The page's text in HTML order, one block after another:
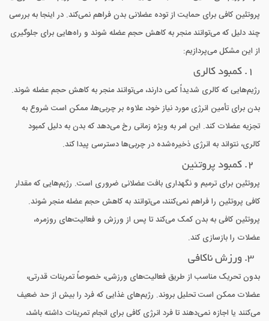
پروتئین کافی برای حمایت از توده عضلانی بدن فراهم نمی‌کند. در اینجا به بررسی
چند دلیل که می‌توانند منجر به کاهش حجم عضله شوند و راه‌هایی برای جلوگیری
از این مشکل می‌پردازیم:
1. کمبود کالری
رژیم‌هایی که کالری شدیداً کمی دارند، می‌توانند منجر به کاهش حجم عضله شوند.
بدن برای تأمین انرژی مورد نیاز خود، علاوه بر چربی‌ها، ممکن است شروع به
تجزیه عضلات کند. این امر به ویژه زمانی رخ می‌دهد که بدن به دلیل کمبود
کالری، نتواند به انرژی ذخیره‌شده در چربی‌ها دسترسی پیدا کند.
2. کمبود پروتئین
پروتئین برای ترمیم و نگهداری بافت عضلانی ضروری است. رژیم‌هایی که مقدار
کافی پروتئین را فراهم نمی‌کنند، می‌توانند به کاهش حجم عضله منجر شوند.
پروتئین کافی به بدن کمک می‌کند تا پس از ورزش و فعالیت‌های روزمره،
عضلات را بازسازی کند.
3. ورزش ناکافی
بدون تحریک مناسب از طریق فعالیت‌های ورزشی، خصوصاً تمرینات قدرتی،
عضلات ممکن است تحلیل بروند. رژیم‌های غذایی که فرد را بیش از حد ضعیف
می‌کنند یا اجازه نمی‌دهند تا فرد انرژی کافی برای انجام تمرینات داشته باشد،